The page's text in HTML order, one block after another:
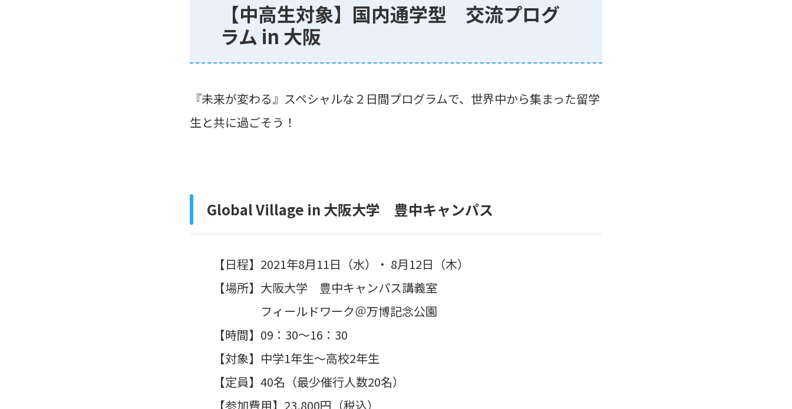
【中高生対象】国内通学型 交流プログ
ラム in 大阪
『未来が変わる』スペシャルな２日間プログラムで、世界中から集まった留学
生と共に過ごそう！
Global Village in 大阪大学 豊中キャンパス
【日程】2021年8月11日（水）・ 8月12日（木）
【場所】大阪大学 豊中キャンパス講義室
フィールドワーク＠万博記念公園
【時間】09：30～16：30
【対象】中学1年生～高校2年生
【定員】40名（最少催行人数20名）
【参加費用】23,800円（税込）